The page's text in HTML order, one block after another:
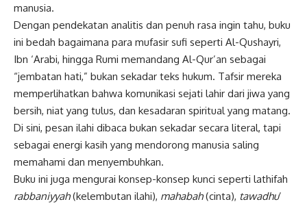
manusia.
Dengan pendekatan analitis dan penuh rasa ingin tahu, buku
ini bedah bagaimana para mufasir sufi seperti Al-Qushayri,
Ibn ‘Arabi, hingga Rumi memandang Al-Qur’an sebagai
“jembatan hati,” bukan sekadar teks hukum. Tafsir mereka
memperlihatkan bahwa komunikasi sejati lahir dari jiwa yang
bersih, niat yang tulus, dan kesadaran spiritual yang matang.
Di sini, pesan ilahi dibaca bukan sekadar secara literal, tapi
sebagai energi kasih yang mendorong manusia saling
memahami dan menyembuhkan.
Buku ini juga mengurai konsep-konsep kunci seperti lathifah
rabbaniyyah(kelembutan ilahi), mahabah(cinta), tawadhu’